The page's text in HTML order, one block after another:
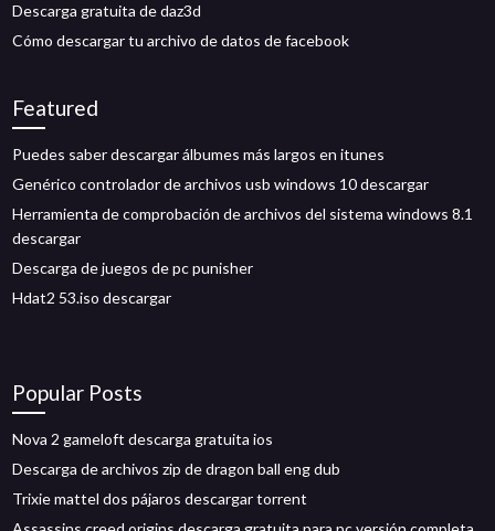
Descarga gratuita de daz3d
Cómo descargar tu archivo de datos de facebook
Featured
Puedes saber descargar álbumes más largos en itunes
Genérico controlador de archivos usb windows 10 descargar
Herramienta de comprobación de archivos del sistema windows 8.1
descargar
Descarga de juegos de pc punisher
Hdat2 53.iso descargar
Popular Posts
Nova 2 gameloft descarga gratuita ios
Descarga de archivos zip de dragon ball eng dub
Trixie mattel dos pájaros descargar torrent